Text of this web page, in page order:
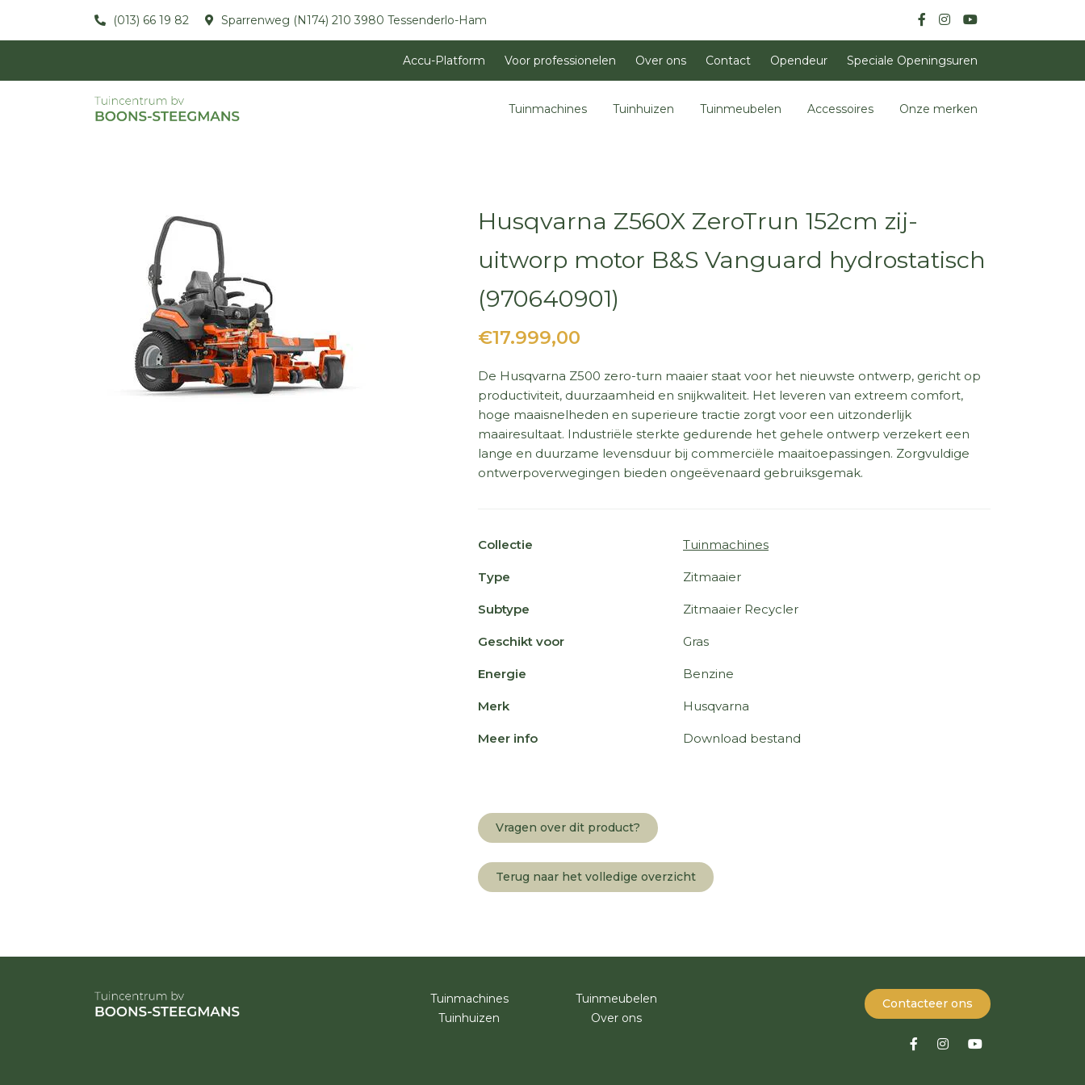
(013) 66 19 82 Sparrenweg (N174) 210 3980 Tessenderlo-Ham
Accu-Platform Voor professionelen Over ons Contact Opendeur Speciale Openingsuren
Tuinmachines Tuinhuizen Tuinmeubelen Accessoires Onze merken
Husqvarna Z560X ZeroTrun 152cm zij-
uitworp motor B&S Vanguard hydrostatisch
(970640901)
€17.999,00
De Husqvarna Z500 zero-turn maaier staat voor het nieuwste ontwerp, gericht op
productiviteit, duurzaamheid en snijkwaliteit. Het leveren van extreem comfort,
hoge maaisnelheden en superieure tractie zorgt voor een uitzonderlijk
maairesultaat. Industriële sterkte gedurende het gehele ontwerp verzekert een
lange en duurzame levensduur bij commerciële maaitoepassingen. Zorgvuldige
ontwerpoverwegingen bieden ongeëvenaard gebruiksgemak.
Collectie Tuinmachines
Type Zitmaaier
Subtype Zitmaaier Recycler
Geschikt voor Gras
Energie Benzine
Merk Husqvarna
Meer info Download bestand
Vragen over dit product?
Terug naar het volledige overzicht
Tuinmachines
Tuinhuizen
Tuinmeubelen
Over ons
Contacteer ons